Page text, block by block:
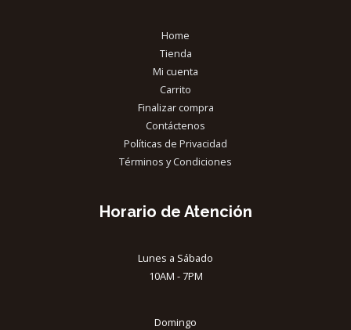
Home
Tienda
Mi cuenta
Carrito
Finalizar compra
Contáctenos
Políticas de Privacidad
Términos y Condiciones
Horario de Atención
Lunes a Sábado
10AM - 7PM
Domingo